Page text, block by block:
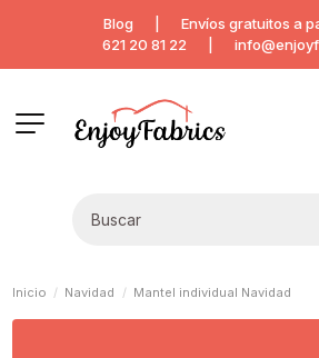
Blog
Envíos gratuitos a
621 20 81 22
Inicio Navidad Mantel individual Navidad